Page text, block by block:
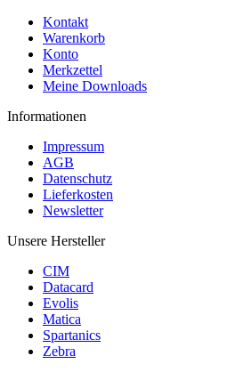
Kontakt
Warenkorb
Konto
Merkzettel
Meine Downloads
Informationen
Impressum
AGB
Datenschutz
Lieferkosten
Newsletter
Unsere Hersteller
CIM
Datacard
Evolis
Matica
Spartanics
Zebra